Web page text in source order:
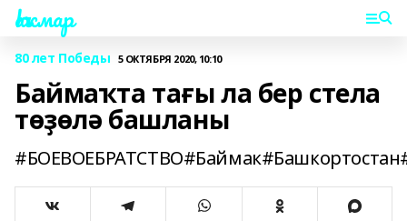
Һаҡмар
80 лет Победы 5 ОКТЯБРЯ 2020, 10:10
Баймаҡта тағы ла бер стела
төҙөлә башланы